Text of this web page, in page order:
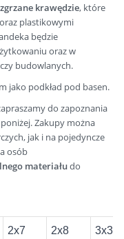
zgrzane krawędzie, które
plastikowymi
będzie
oraz w
budowlanych.
jako podkład pod basen.
do zapoznania
Zakupy można
jak i na pojedyncze
osób
materiałudo
2x7 2x8 3x3